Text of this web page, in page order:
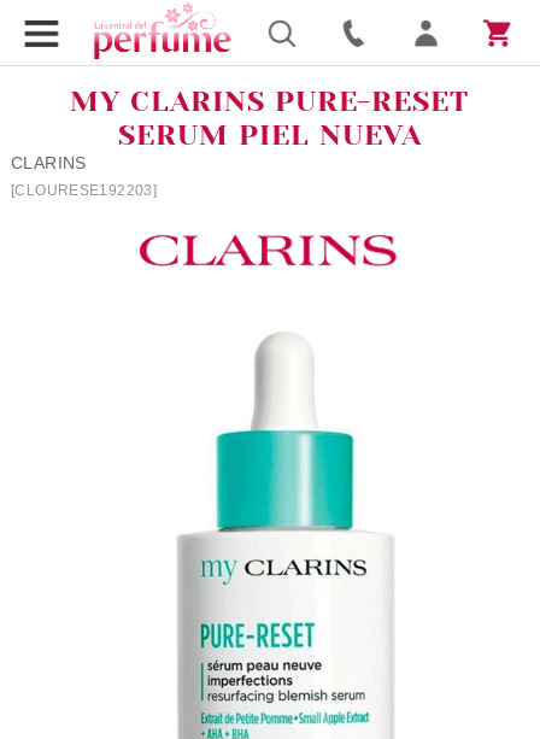
MY CLARINS PURE-RESET
SERUM PIEL NUEVA
CLARINS
[CLOURESE192203]